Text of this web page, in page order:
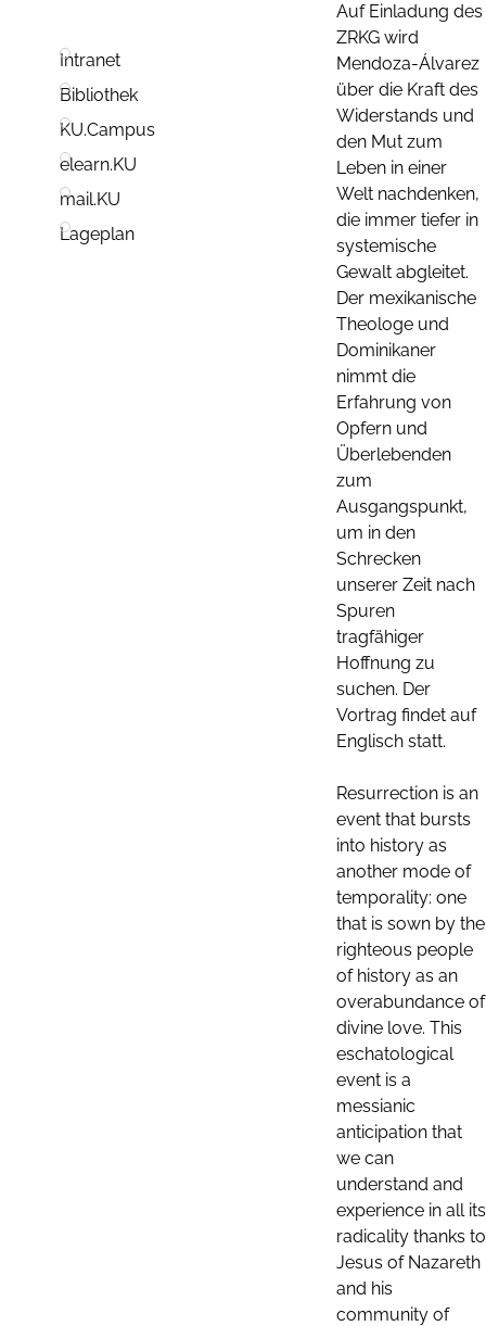
Intranet
Bibliothek
KU.Campus
elearn.KU
mail.KU
Lageplan
Auf Einladung des
ZRKG wird
Mendoza-Álvarez
über die Kraft des
Widerstands und
den Mut zum
Leben in einer
Welt nachdenken,
die immer tiefer in
systemische
Gewalt abgleitet.
Der mexikanische
Theologe und
Dominikaner
nimmt die
Erfahrung von
Opfern und
Überlebenden
zum
Ausgangspunkt,
um in den
Schrecken
unserer Zeit nach
Spuren
tragfähiger
Hoffnung zu
suchen. Der
Vortrag findet auf
Englisch statt.
Resurrection is an
event that bursts
into history as
another mode of
temporality: one
that is sown by the
righteous people
of history as an
overabundance of
divine love. This
eschatological
event is a
messianic
anticipation that
we can
understand and
experience in all its
radicality thanks to
Jesus of Nazareth
and his
community of